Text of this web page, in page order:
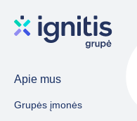
Apie mus
Grupės įmonės